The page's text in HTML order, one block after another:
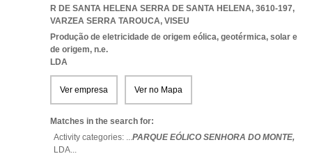
R DE SANTA HELENA SERRA DE SANTA HELENA, 3610-197,
VARZEA SERRA TAROUCA, VISEU
Produção de eletricidade de origem eólica, geotérmica, solar e
de origem, n.e.
LDA
Ver empresa Ver no Mapa
Matches in the search for:
Activity categories: ...PARQUE EÓLICO SENHORA DO MONTE,
LDA...